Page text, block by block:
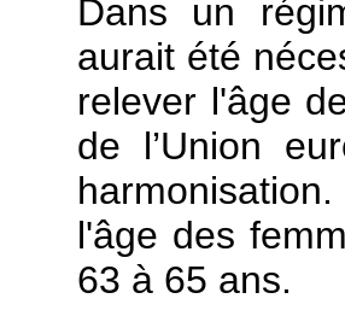
Dans un
aurait été
relever l'âge
de l’Union
l'âge des
63 à 65 ans.